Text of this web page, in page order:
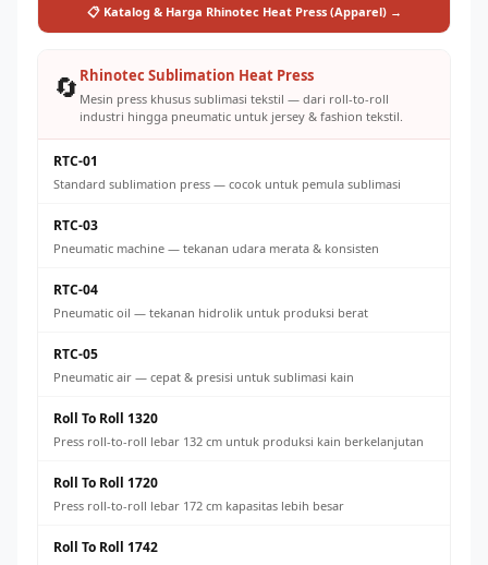
📋 Katalog & Harga Rhinotec Heat Press (Apparel) →
🔄 Rhinotec Sublimation Heat Press
Mesin press khusus sublimasi tekstil — dari roll-to-roll
industri hingga pneumatic untuk jersey & fashion tekstil.
RTC-01
Standard sublimation press — cocok untuk pemula sublimasi
RTC-03
Pneumatic machine — tekanan udara merata & konsisten
RTC-04
Pneumatic oil — tekanan hidrolik untuk produksi berat
RTC-05
Pneumatic air — cepat & presisi untuk sublimasi kain
Roll To Roll 1320
Press roll-to-roll lebar 132 cm untuk produksi kain berkelanjutan
Roll To Roll 1720
Press roll-to-roll lebar 172 cm kapasitas lebih besar
Roll To Roll 1742